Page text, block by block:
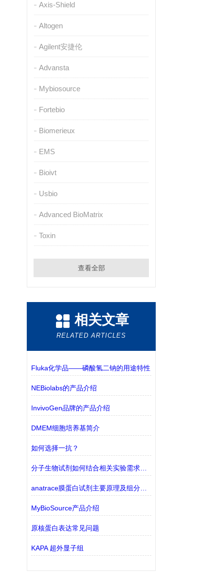
Axis-Shield
Altogen
Agilent安捷伦
Advansta
Mybiosource
Fortebio
Biomerieux
EMS
Bioivt
Usbio
Advanced BioMatrix
Toxin
查看全部
相关文章
RELATED ARTICLES
Fluka化学品——磷酸氢二钠的用途特性
NEBiolabs的产品介绍
InvivoGen品牌的产品介绍
DMEM细胞培养基简介
如何选择一抗？
分子生物试剂如何结合相关实验需求进行选择？
anatrace膜蛋白试剂主要原理及组分解析
MyBioSource产品介绍
原核蛋白表达常见问题
KAPA 超外显子组